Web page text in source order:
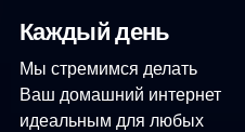
Каждый день
Мы стремимся делать
Ваш домашний интернет
идеальным для любых